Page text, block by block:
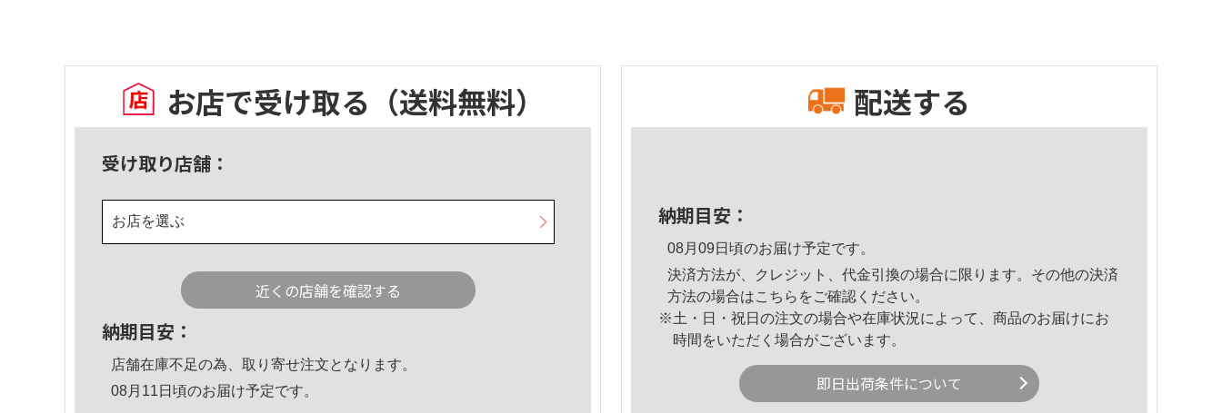
お店で受け取る （送料無料）
受け取り店舗：
お店を選ぶ
近くの店舗を確認する
納期目安：
店舗在庫不足の為、取り寄せ注文となります。
08月11日頃のお届け予定です。
配送する
納期目安：
08月09日頃のお届け予定です。
決済方法が、クレジット、代金引換の場合に限ります。その他の決済
方法の場合はこちら をご確認ください。
※土・日・祝日の注文の場合や在庫状況によって、商品のお届けにお
時間をいただく場合がございます。
即日出荷条件について